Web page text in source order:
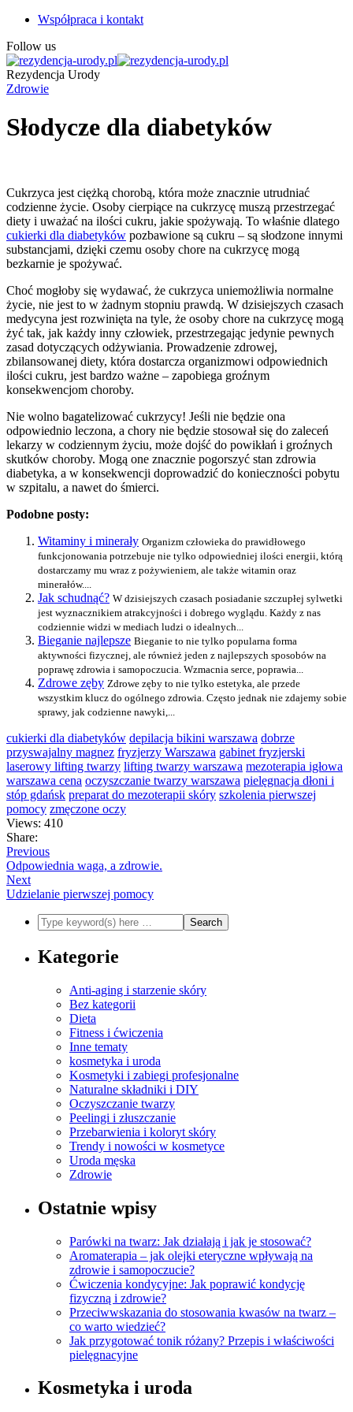
Współpraca i kontakt
Follow us
Rezydencja Urody
Zdrowie
Słodycze dla diabetyków
Cukrzyca jest ciężką chorobą, która może znacznie utrudniać
codzienne życie. Osoby cierpiące na cukrzycę muszą przestrzegać
diety i uważać na ilości cukru, jakie spożywają. To właśnie dlatego
cukierki dla diabetyków pozbawione są cukru – są słodzone innymi
substancjami, dzięki czemu osoby chore na cukrzycę mogą
bezkarnie je spożywać.
Choć mogłoby się wydawać, że cukrzyca uniemożliwia normalne
życie, nie jest to w żadnym stopniu prawdą. W dzisiejszych czasach
medycyna jest rozwinięta na tyle, że osoby chore na cukrzycę mogą
żyć tak, jak każdy inny człowiek, przestrzegając jedynie pewnych
zasad dotyczących odżywiania. Prowadzenie zdrowej,
zbilansowanej diety, która dostarcza organizmowi odpowiednich
ilości cukru, jest bardzo ważne – zapobiega groźnym
konsekwencjom choroby.
Nie wolno bagatelizować cukrzycy! Jeśli nie będzie ona
odpowiednio leczona, a chory nie będzie stosował się do zaleceń
lekarzy w codziennym życiu, może dojść do powikłań i groźnych
skutków choroby. Mogą one znacznie pogorszyć stan zdrowia
diabetyka, a w konsekwencji doprowadzić do konieczności pobytu
w szpitalu, a nawet do śmierci.
Podobne posty:
Witaminy i minerały Organizm człowieka do prawidłowego
funkcjonowania potrzebuje nie tylko odpowiedniej ilości energii, którą
dostarczamy mu wraz z pożywieniem, ale także witamin oraz
minerałów....
Jak schudnąć? W dzisiejszych czasach posiadanie szczupłej sylwetki
jest wyznacznikiem atrakcyjności i dobrego wyglądu. Każdy z nas
codziennie widzi w mediach ludzi o idealnych...
Bieganie najlepsze Bieganie to nie tylko popularna forma
aktywności fizycznej, ale również jeden z najlepszych sposobów na
poprawę zdrowia i samopoczucia. Wzmacnia serce, poprawia...
Zdrowe zęby Zdrowe zęby to nie tylko estetyka, ale przede
wszystkim klucz do ogólnego zdrowia. Często jednak nie zdajemy sobie
sprawy, jak codzienne nawyki,...
cukierki dla diabetyków depilacja bikini warszawa dobrze
przyswajalny magnez fryzjerzy Warszawa gabinet fryzjerski
laserowy lifting twarzy lifting twarzy warszawa mezoterapia igłowa
warszawa cena oczyszczanie twarzy warszawa pielęgnacja dłoni i
stóp gdańsk preparat do mezoterapii skóry szkolenia pierwszej
pomocy zmęczone oczy
Views: 410
Share:
Previous
Odpowiednia waga, a zdrowie.
Next
Udzielanie pierwszej pomocy
Kategorie
Anti-aging i starzenie skóry
Bez kategorii
Dieta
Fitness i ćwiczenia
Inne tematy
kosmetyka i uroda
Kosmetyki i zabiegi profesjonalne
Naturalne składniki i DIY
Oczyszczanie twarzy
Peelingi i złuszczanie
Przebarwienia i koloryt skóry
Trendy i nowości w kosmetyce
Uroda męska
Zdrowie
Ostatnie wpisy
Parówki na twarz: Jak działają i jak je stosować?
Aromaterapia – jak olejki eteryczne wpływają na
zdrowie i samopoczucie?
Ćwiczenia kondycyjne: Jak poprawić kondycję
fizyczną i zdrowie?
Przeciwwskazania do stosowania kwasów na twarz –
co warto wiedzieć?
Jak przygotować tonik różany? Przepis i właściwości
pielęgnacyjne
Kosmetyka i uroda